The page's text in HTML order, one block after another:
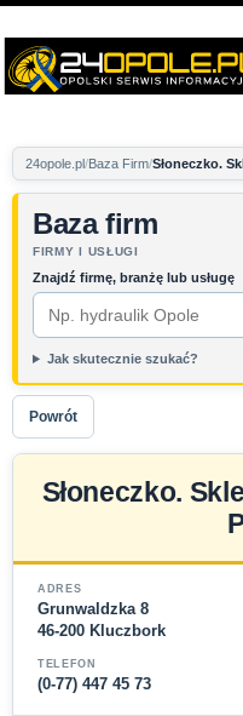
24opole.pl Baza Firm Słoneczko.
Baza firm
FIRMY I USŁUGI
Znajdź firmę, branżę lub usługę
Jak skutecznie szukać?
Powrót
Słoneczko.
ADRES
Grunwaldzka 8
46-200 Kluczbork
TELEFON
(0-77) 447 45 73